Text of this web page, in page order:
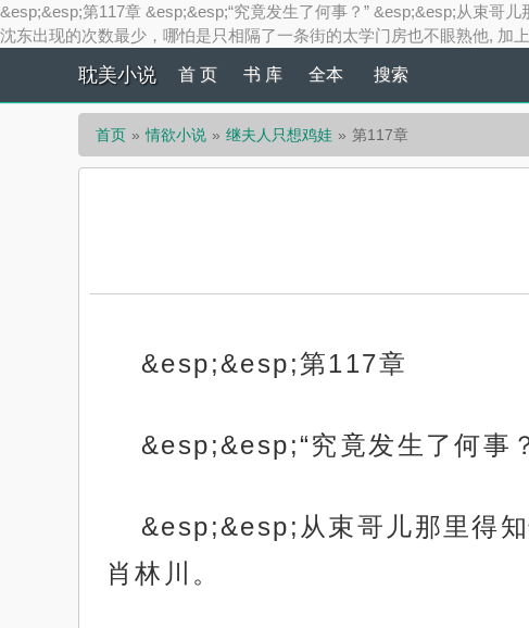
&esp;&esp;第117章 &esp;&esp;“究竟发生了何事？” &esp;&esp;从束哥
沈东出现的次数最少，哪怕是只相隔了一条街的太学门房也不眼熟他, 加
耽美小说 首 页 书 库 全本 搜索
首页 情欲小说 继夫人只想鸡娃 第117章
&esp;&esp;第117章
&esp;&esp;“究竟发生了何事
&esp;&esp;从束哥儿那里得
肖林川。